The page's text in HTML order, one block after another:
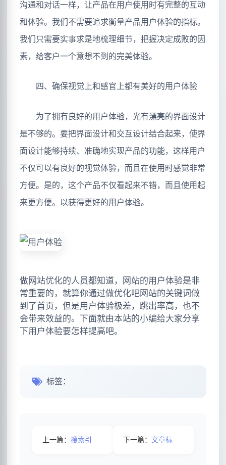
沟通和对话一样，让产品在用户使用时有完整的互动
和体验。我们不需要追求衡量产品用户体验的指标。
我们只需要实事求是地梳理细节，把握决定成败的因
素，给客户一个意想不到的完美体验。
四、确保视觉上和感官上都有美好的用户体验
为了拥有良好的用户体验，光有漂亮的界面设计
是不够的。要把界面设计和交互设计结合起来，使界
面设计能够持续、准确地实现产品的功能，这样用户
不仅可以有良好的视觉体验，而且在使用时感觉非常
方便。是的，这个产品不仅看起来不错，而且使用起
来更方便。以获得更好的用户体验。
做网站优化的人员都知道，网站的用户体验是非
常重要的，就算你通过做优化吧网站的关键词做
到了首页，但是用户体验极差，跳出率高，也不
会带来效益的。下面就由本站的小编给大家分享
下用户体验要怎样提高吧。
标签：
上一篇： 搜索引擎是如何判断网站质量的？ 下一篇： 文章标题是否要出现目标关键词吗？